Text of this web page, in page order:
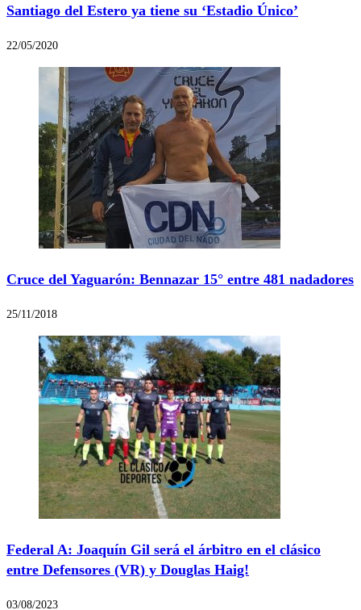
Santiago del Estero ya tiene su ‘Estadio Único’
22/05/2020
Cruce del Yaguarón: Bennazar 15° entre 481 nadadores
25/11/2018
Federal A: Joaquín Gil será el árbitro en el clásico
entre Defensores (VR) y Douglas Haig!
03/08/2023